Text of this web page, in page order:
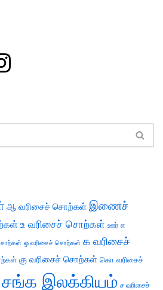
ஆ வரிசைச் சொற்கள் இணைச்
உ வரிசைச் சொற்கள் ஊர் எ
ஒ வரிசைச் சொற்கள் க வரிசைச்
கு வரிசைச் சொற்கள் கொ வரிசைச்
சங்க இலக்கியம் ச வரிசைச்